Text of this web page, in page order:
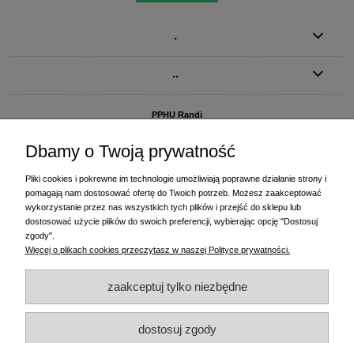
.
..
PPHU Randi
ul. Starogardzka 77 (wjazd od ul. Plażowej)
+48 58 770 31 80
- centrala
+48 58 770 31 83- wyceny i drukowanie etykiet
- Krzysztof - drukowanie etykiet,
Dbamy o Twoją prywatność
Pliki cookies i pokrewne im technologie umożliwiają poprawne działanie strony i
pomagają nam dostosować ofertę do Twoich potrzeb. Możesz zaakceptować
wykorzystanie przez nas wszystkich tych plików i przejść do sklepu lub
dostosować użycie plików do swoich preferencji, wybierając opcję "Dostosuj
zgody".
Więcej o plikach cookies przeczytasz w naszej Polityce prywatności.
zaakceptuj tylko niezbędne
dostosuj zgody